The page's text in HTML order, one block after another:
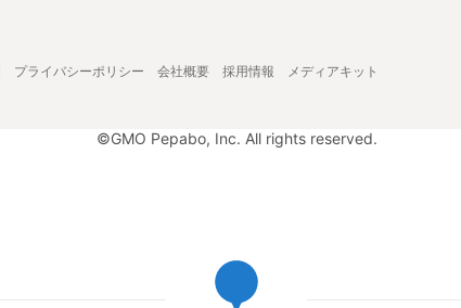
プライバシーポリシー 会社概要 採用情報 メディアキット
©GMO Pepabo, Inc. All rights reserved.